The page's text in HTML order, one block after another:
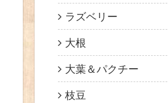
ラズベリー
大根
大葉＆パクチー
枝豆